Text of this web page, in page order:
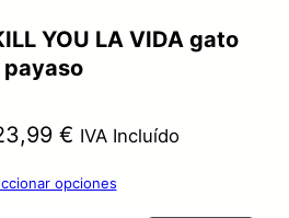
YOU LA VIDA gato
payaso
€El
precio
IVA Incluído
opciones